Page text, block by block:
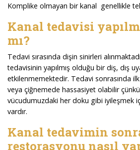
Komplike olmayan bir kanal genellikle
Kanal tedavisi
mı?
Tedavi sırasında dişin sinirleri
tedavisinin yapılmış olduğu bir diş, dış
etkilenmemektedir. Tedavi sonrasında
veya çiğnemede hassasiyet olabilir
vücudumuzdaki her doku gibi iyileşmek
vardır.
Kanal tedavimin
restorasyonu nasıl